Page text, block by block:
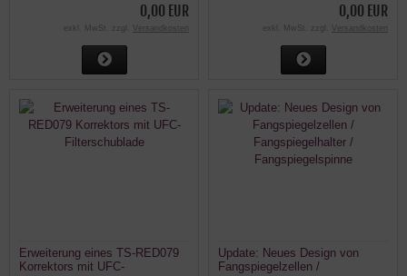
0,00 EUR
exkl. MwSt. zzgl. Versandkosten
0,00 EUR
exkl. MwSt. zzgl. Versandkosten
Erweiterung eines TS-RED079
Korrektors mit UFC-
Update: Neues Design von
Fangspiegelzellen /